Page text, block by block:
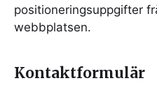
positioneringsuppgifter
webbplatsen.
Kontaktformulär